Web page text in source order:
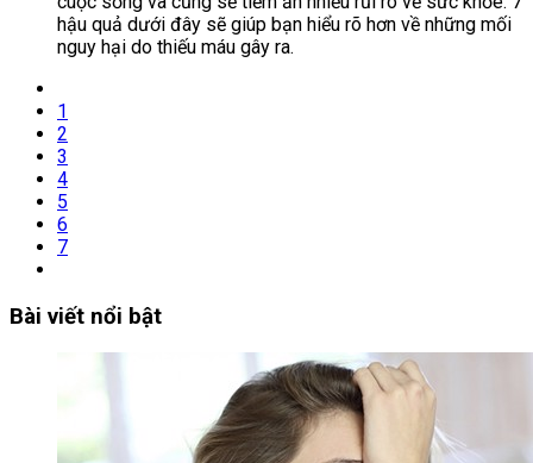
hậu quả dưới đây sẽ giúp bạn hiểu rõ hơn về những mối
nguy hại do thiếu máu gây ra.
1
2
3
4
5
6
7
Bài viết nổi bật